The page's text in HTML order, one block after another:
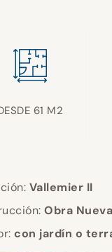
61 M2
Vallemier II
Obra Nueva
con jardín o